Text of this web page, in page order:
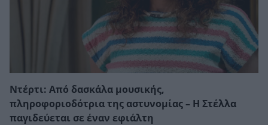
Ντέρτι: Από δασκάλα μουσικής,
πληροφοριοδότρια της αστυνομίας – Η Στέλλα
παγιδεύεται σε έναν εφιάλτη